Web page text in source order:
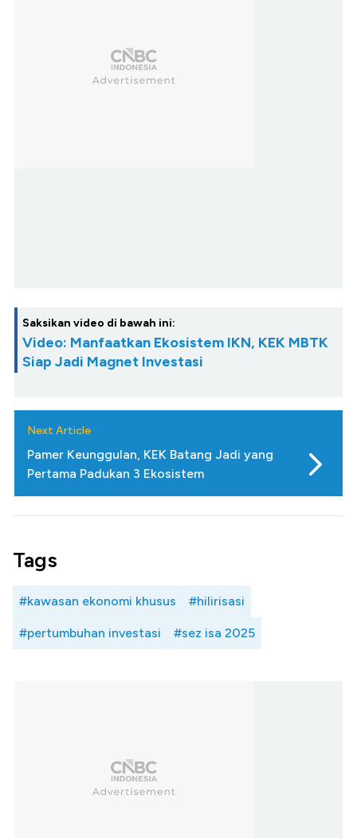
Saksikan video di bawah ini:
Video: Manfaatkan Ekosistem IKN, KEK MBTK
Siap Jadi Magnet Investasi
Next Article
Pamer Keunggulan, KEK Batang Jadi yang
Pertama Padukan 3 Ekosistem
Tags
#kawasan ekonomi khusus #hilirisasi
#pertumbuhan investasi #sez isa 2025